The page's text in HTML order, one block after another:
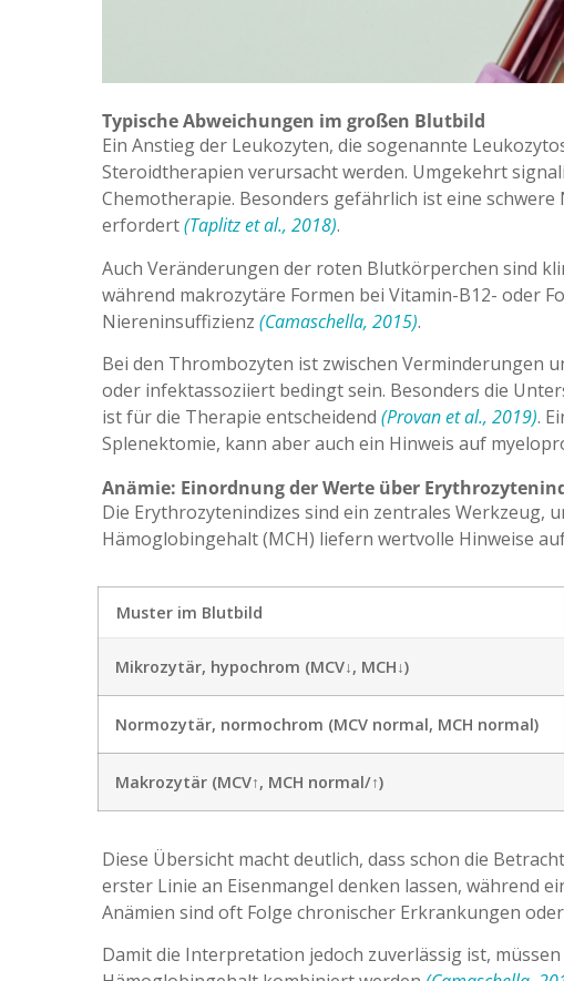
Typische Abweichungen im großen Blutbild
Ein Anstieg der Leukozyten, die sogenannte
Steroidtherapien verursacht werden. Umgekehrt
Chemotherapie. Besonders gefährlich ist eine
erfordert(Taplitz et al., 2018).
Auch Veränderungen der roten Blutkörperchen sind
während makrozytäre Formen bei Vitamin-B12- oder
Niereninsuffizienz (Camaschella, 2015).
Bei den Thrombozyten ist zwischen Verminderungen
oder infektassoziiert bedingt sein. Besonders die
ist für die Therapie entscheidend (Provan et al., 2019).
Splenektomie, kann aber auch ein Hinweis auf
Anämie: Einordnung der Werte über
Die Erythrozytenindizes sind ein zentrales Werkzeug,
Hämoglobingehalt (MCH) liefern wertvolle Hinweise
Muster im Blutbild
Mikrozytär, hypochrom (MCV↓, MCH↓)
Normozytär, normochrom (MCV normal, MCH normal)
Makrozytär (MCV↑, MCH normal/↑)
Diese Übersicht macht deutlich, dass schon die
erster Linie an Eisenmangel denken lassen, während
Anämien sind oft Folge chronischer Erkrankungen
Damit die Interpretation jedoch zuverlässig ist,